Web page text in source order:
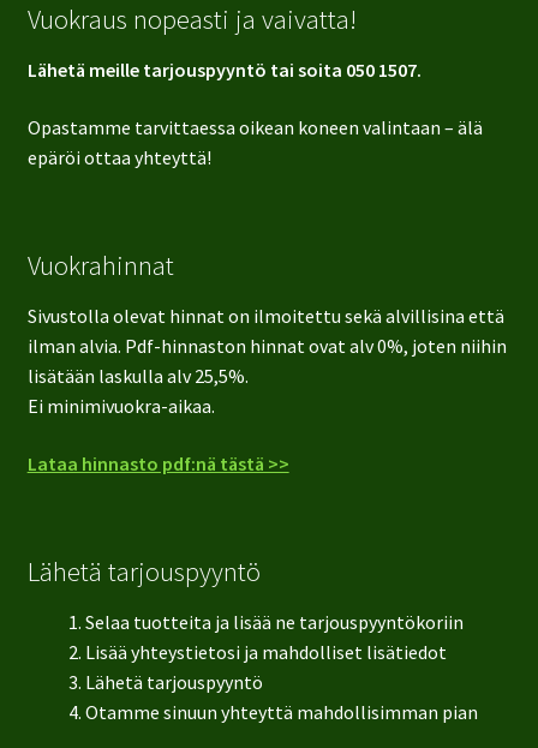
Vuokraus nopeasti ja vaivatta!
Lähetä meille tarjouspyyntö tai soita 050 1507.
Opastamme tarvittaessa oikean koneen valintaan – älä
epäröi ottaa yhteyttä!
Vuokrahinnat
Sivustolla olevat hinnat on ilmoitettu sekä alvillisina että
ilman alvia. Pdf-hinnaston hinnat ovat alv 0%, joten niihin
lisätään laskulla alv 25,5%.
Ei minimivuokra-aikaa.
Lataa hinnasto pdf:nä tästä >>
Lähetä tarjouspyyntö
Selaa tuotteita ja lisää ne tarjouspyyntökoriin
Lisää yhteystietosi ja mahdolliset lisätiedot
Lähetä tarjouspyyntö
Otamme sinuun yhteyttä mahdollisimman pian